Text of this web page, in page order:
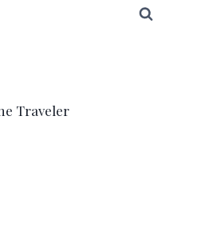
Traveler